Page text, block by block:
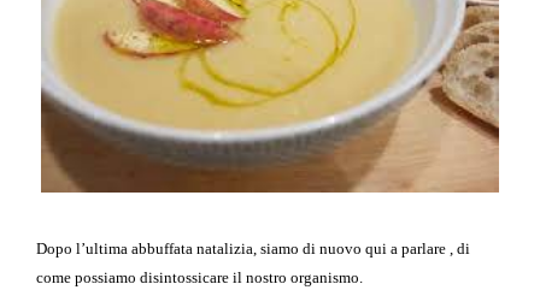
Dopo l’ultima abbuffata natalizia, siamo di nuovo qui a parlare , di
come possiamo disintossicare il nostro organismo.